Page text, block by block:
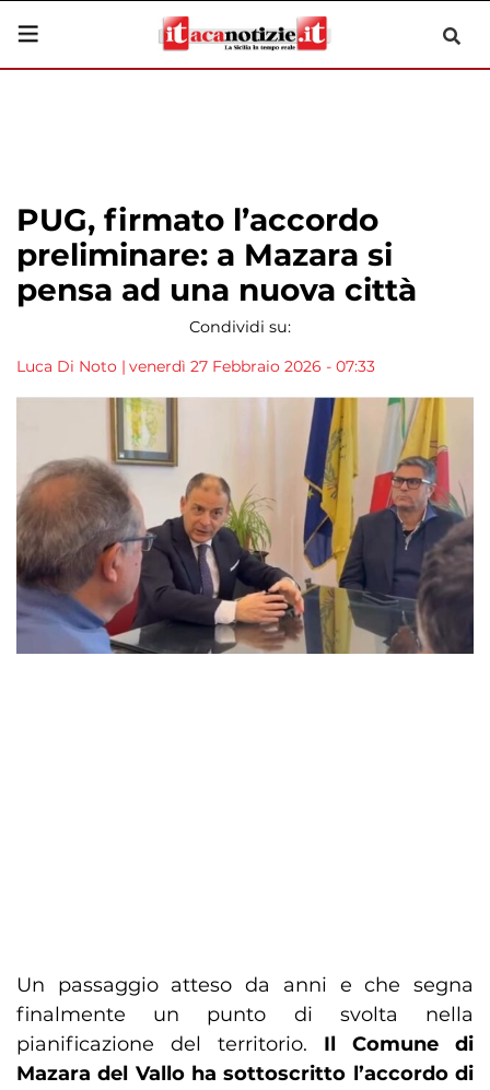
PUG, firmato l’accordo
preliminare: a Mazara si
pensa ad una nuova città
Condividi su:
Luca Di Noto | venerdì 27 Febbraio 2026 - 07:33
Un passaggio atteso da anni e che segna
finalmente un punto di svolta nella
pianificazione del territorio. Il Comune di
Mazara del Vallo ha sottoscritto l’accordo di